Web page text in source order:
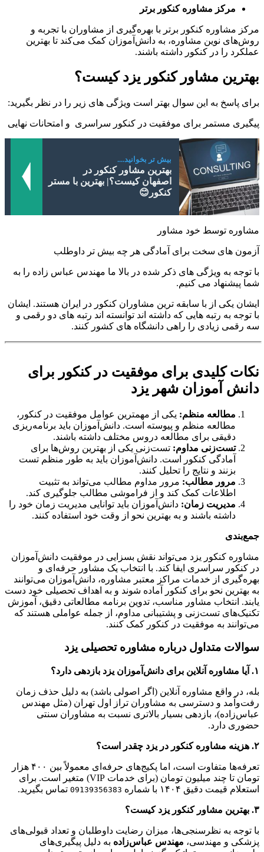
مرکز مشاوره کنکور برتر
مرکز مشاوره کنکور برتر با بهره‌گیری از مشاوران با تجربه و
روش‌های نوین مشاوره، به دانش‌آموزان کمک می‌کند تا بهترین
عملکرد را در کنکور داشته باشند.
بهترین مشاور کنکور یزد کیست؟
برای پاسخ به این سوال بهتر است ویژگی های زیر را در نظر بگیرید:
پیگیری مستمر برای موفقیت در کنکور سراسری و امتحانات نهایی
بیش تر بخوانید....
بهترین مشاور کنکور در
اصفهان کیست؟| بهترین با مستر
کنکور😊
مشاوره توسط خود مشاور
آزمون های سخت برای آمادگی هر چه بیش تر داوطلب
با توجه به ویژگی های ذکر شده در بالا ما مهندس عباس زاده را به
شما پیشنهاد می کنیم.
ایشان یکی از با سابقه ترین مشاوران کنکور در ایران هستند. ایشان
با توجه به رتبه هایی که داشته اند توانسته اند رتبه های دو رقمی و
سه رقمی زیادی را راهی دانشگاه های کشور کنند.
نکات کلیدی برای موفقیت در کنکور برای
دانش آموزان شهر یزد
مطالعه منظم: یکی از مهمترین عوامل موفقیت در کنکور،
مطالعه منظم و پیوسته است. دانش‌آموزان باید برنامه‌ریزی
دقیقی برای مطالعه دروس مختلف داشته باشند.
تست‌زنی مداوم: تست‌زنی یکی از بهترین روش‌ها برای
آمادگی کنکور است. دانش‌آموزان باید به طور منظم تست
بزنند و نتایج را تحلیل کنند.
مرور مطالب: مرور مداوم مطالب می‌تواند به تثبیت
اطلاعات کمک کند و از فراموشی مطالب جلوگیری کند.
مدیریت زمان: دانش‌آموزان باید توانایی مدیریت زمان خود را
داشته باشند و به بهترین نحو از وقت خود استفاده کنند.
جمع‌بندی
مشاوره کنکور یزد می‌تواند نقش بسزایی در موفقیت دانش‌آموزان
در کنکور سراسری ایفا کند. با انتخاب یک مشاور حرفه‌ای و
بهره‌گیری از خدمات مراکز معتبر مشاوره، دانش‌آموزان می‌توانند
به بهترین نحو برای کنکور آماده شوند و به اهداف تحصیلی خود دست
یابند. انتخاب مشاور مناسب، تدوین برنامه مطالعاتی دقیق، آموزش
تکنیک‌های تست‌زنی و پشتیبانی مداوم، از جمله عواملی هستند که
می‌توانند به موفقیت در کنکور کمک کنند.
سوالات متداول درباره مشاوره تحصیلی یزد
۱. آیا مشاوره آنلاین برای دانش‌آموزان یزد بازدهی دارد؟
بله، در واقع مشاوره آنلاین (اگر اصولی باشد) به دلیل حذف زمان
رفت‌وآمد و دسترسی به مشاوران تراز اول تهران (مثل مهندس
عباس‌زاده)، بازدهی بسیار بالاتری نسبت به مشاوران سنتی
حضوری دارد.
۲. هزینه مشاوره کنکور در یزد چقدر است؟
تعرفه‌ها متفاوت است، اما پکیج‌های حرفه‌ای معمولاً بین ۴۰۰ هزار
تومان تا چند میلیون تومان (برای خدمات VIP) متغیر است. برای
استعلام قیمت دقیق ۱۴۰۴ با شماره
09139356383 تماس بگیرید.
۳. بهترین مشاور کنکور یزد کیست؟
با توجه به نظرسنجی‌ها، میزان رضایت داوطلبان و تعداد قبولی‌های
پزشکی و مهندسی، مهندس عباس‌زاده به دلیل پیگیری‌های